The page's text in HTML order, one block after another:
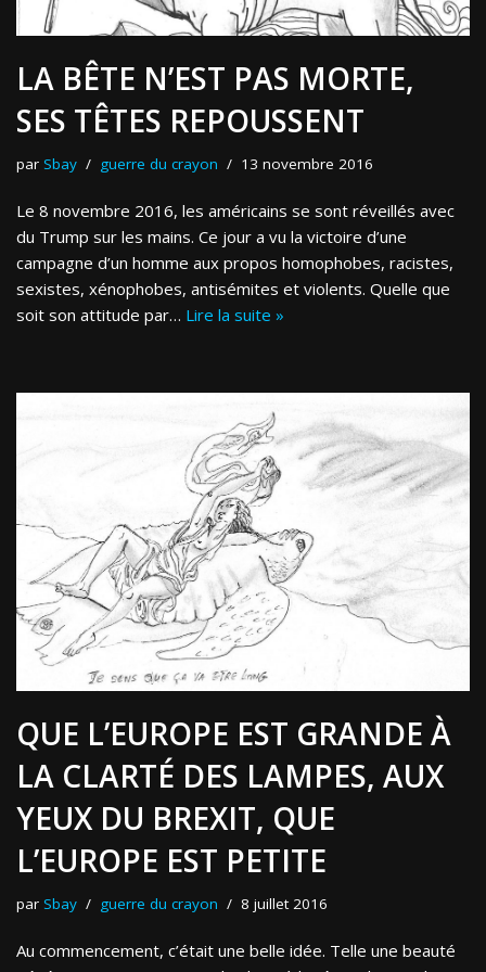
LA BÊTE N’EST PAS MORTE,
SES TÊTES REPOUSSENT
par Sbay guerre du crayon 13 novembre 2016
Le 8 novembre 2016, les américains se sont réveillés avec
du Trump sur les mains. Ce jour a vu la victoire d’une
campagne d’un homme aux propos homophobes, racistes,
sexistes, xénophobes, antisémites et violents. Quelle que
soit son attitude par… Lire la suite »
QUE L’EUROPE EST GRANDE À
LA CLARTÉ DES LAMPES, AUX
YEUX DU BREXIT, QUE
L’EUROPE EST PETITE
par Sbay guerre du crayon 8 juillet 2016
Au commencement, c’était une belle idée. Telle une beauté